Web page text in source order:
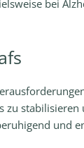
bei
zu stabilisieren
und